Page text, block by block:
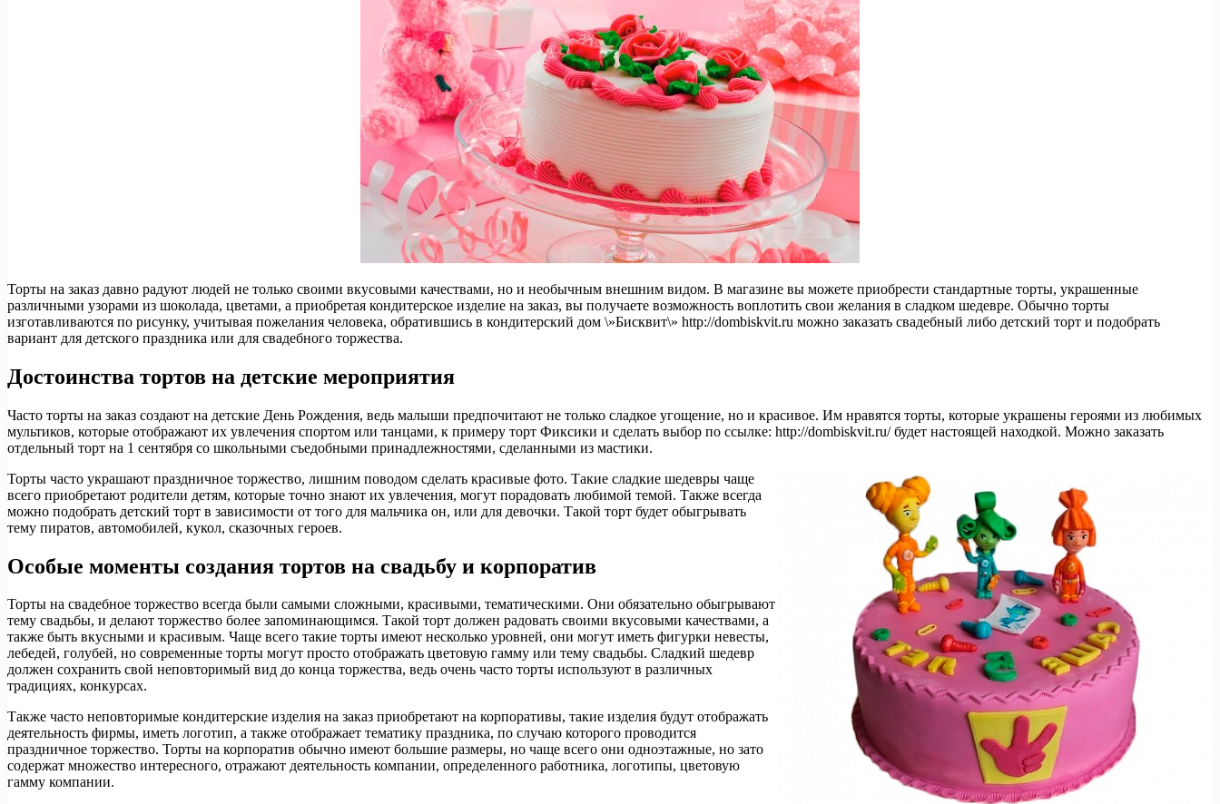
Торты на заказ давно радуют людей не только своими вкусовыми качествами, но и необычным внешним видом. В магазине вы можете приобрести стандартные торты, украшенные
различными узорами из шоколада, цветами, а приобретая кондитерское изделие на заказ, вы получаете возможность воплотить свои желания в сладком шедевре. Обычно торты
изготавливаются по рисунку, учитывая пожелания человека, обратившись в кондитерский дом \»Бисквит\» http://dombiskvit.ru можно заказать свадебный либо детский торт и подобрать
вариант для детского праздника или для свадебного торжества.
Достоинства тортов на детские мероприятия
Часто торты на заказ создают на детские День Рождения, ведь малыши предпочитают не только сладкое угощение, но и красивое. Им нравятся торты, которые украшены героями из любимых
мультиков, которые отображают их увлечения спортом или танцами, к примеру торт Фиксики и сделать выбор по ссылке: http://dombiskvit.ru/ будет настоящей находкой. Можно заказать
отдельный торт на 1 сентября со школьными съедобными принадлежностями, сделанными из мастики.
Торты часто украшают праздничное торжество, лишним поводом сделать красивые фото. Такие сладкие шедевры чаще
всего приобретают родители детям, которые точно знают их увлечения, могут порадовать любимой темой. Также всегда
можно подобрать детский торт в зависимости от того для мальчика он, или для девочки. Такой торт будет обыгрывать
тему пиратов, автомобилей, кукол, сказочных героев.
Особые моменты создания тортов на свадьбу и корпоратив
Торты на свадебное торжество всегда были самыми сложными, красивыми, тематическими. Они обязательно обыгрывают
тему свадьбы, и делают торжество более запоминающимся. Такой торт должен радовать своими вкусовыми качествами, а
также быть вкусными и красивым. Чаще всего такие торты имеют несколько уровней, они могут иметь фигурки невесты,
лебедей, голубей, но современные торты могут просто отображать цветовую гамму или тему свадьбы. Сладкий шедевр
должен сохранить свой неповторимый вид до конца торжества, ведь очень часто торты используют в различных
традициях, конкурсах.
Также часто неповторимые кондитерские изделия на заказ приобретают на корпоративы, такие изделия будут отображать
деятельность фирмы, иметь логотип, а также отображает тематику праздника, по случаю которого проводится
праздничное торжество. Торты на корпоратив обычно имеют большие размеры, но чаще всего они одноэтажные, но зато
содержат множество интересного, отражают деятельность компании, определенного работника, логотипы, цветовую
гамму компании.